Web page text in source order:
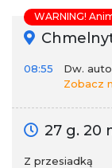
08:55
Dw.
Zobacz
27 g. 20
Z przesiadką
WARNING!